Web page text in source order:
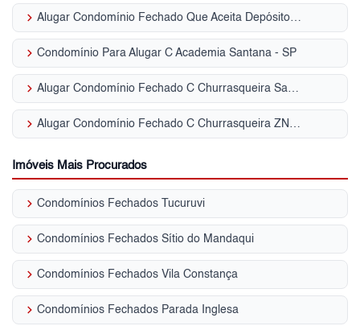
keyboard_arrow_right Alugar Condomínio Fechado Que Aceita Depósito ou Caução Tucuruvi - SP
keyboard_arrow_right Condomínio Para Alugar C Academia Santana - SP
keyboard_arrow_right Alugar Condomínio Fechado C Churrasqueira Santana - SP
keyboard_arrow_right Alugar Condomínio Fechado C Churrasqueira ZN - SP
Imóveis Mais Procurados
keyboard_arrow_right Condomínios Fechados Tucuruvi
keyboard_arrow_right Condomínios Fechados Sítio do Mandaqui
keyboard_arrow_right Condomínios Fechados Vila Constança
keyboard_arrow_right Condomínios Fechados Parada Inglesa